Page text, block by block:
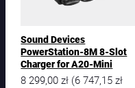
Sound Devices
PowerStation-8M 8-Slot
Charger for A20-Mini
8 299,00zł (6 747,15zł